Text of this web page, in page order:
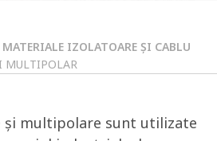
MATERIALE IZOLATOARE ȘI CABLU
MULTIPOLAR
și multipolare sunt utilizate